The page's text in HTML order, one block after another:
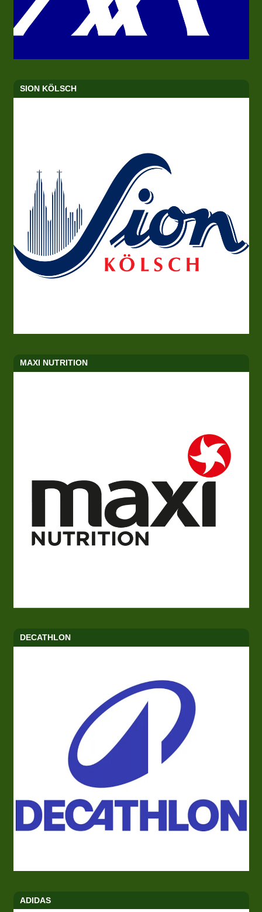
SION KÖLSCH
MAXI NUTRITION
DECATHLON
ADIDAS